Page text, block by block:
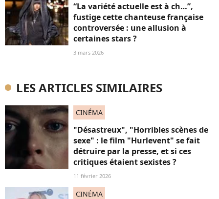
“La variété actuelle est à ch…”,
fustige cette chanteuse française
controversée : une allusion à
certaines stars ?
3 mars 2026
LES ARTICLES SIMILAIRES
CINÉMA
"Désastreux", "Horribles scènes de
sexe" : le film "Hurlevent" se fait
détruire par la presse, et si ces
critiques étaient sexistes ?
11 février 2026
CINÉMA